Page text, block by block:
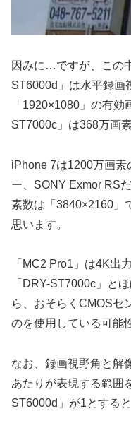
因みに…ですが、この
ST6000d」は水平録画
「1920×1080」の有
ST7000c」は368万画素
iPhone 7は1200万画素
ー、SONY Exmor RS
素数は「3840×2160」
思います。
「MC2 Pro1」は4K出
「DRY-ST7000c」と
ら、おそらくCMOSセ
のを使用している可能
なお、録画視野角と解
あたりが表現する範囲
ST6000d」が1とすると